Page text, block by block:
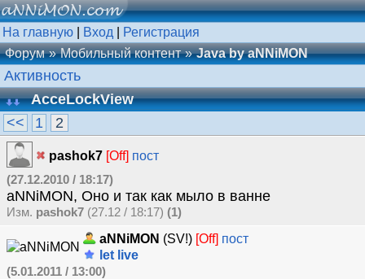
На главную Вход
Регистрация
Форум
Мобильный контент Java by aNNiMON
Активность
AcceLockView
<<
1 2
pashok7 [Off] пост
(27.12.2010 / 18:17)
aNNiMON, Оно и так как мыло в ванне
Изм. pashok7 (27.12 / 18:17) (1)
aNNiMON (SV!) [Off] пост
let live
(5.01.2011 / 13:00)